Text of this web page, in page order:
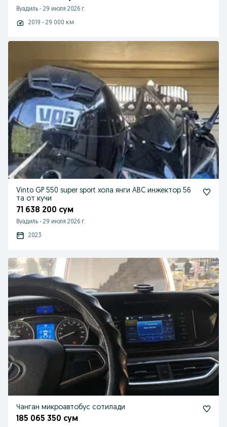
Вуадиль - 29 июля 2026 г.
2019 - 29 000 км
Vinto GP 550 super sport хола янги ABC инжектор 56
та от кучи
71 638 200 сум
Вуадиль - 29 июля 2026 г.
2023
Чанган микроавтобус сотилади
185 065 350 сум